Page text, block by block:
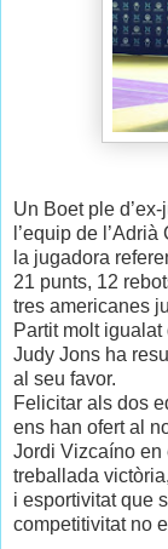
Un Boet ple
l’equip de
la jugadora
21 punts, 12
tres americanes
Partit molt igualat
Judy Jons ha
al seu favor.
Felicitar als dos
ens han ofert al
Jordi Vizcaíno en
treballada
i esportivitat que
competitivitat no